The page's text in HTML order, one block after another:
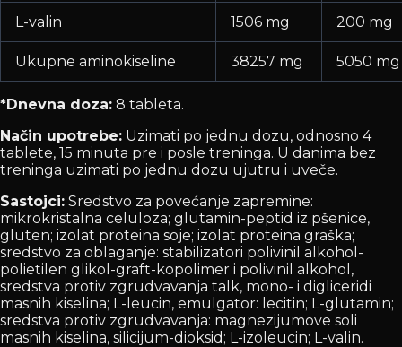
L-valin 1506 mg 200 mg
Ukupne aminokiseline 38257 mg 5050 mg
*Dnevna doza: 8 tableta.
Način upotrebe: Uzimati po jednu dozu, odnosno 4
tablete, 15 minuta pre i posle treninga. U danima bez
treninga uzimati po jednu dozu ujutru i uveče.
Sastojci: Sredstvo za povećanje zapremine:
mikrokristalna celuloza; glutamin-peptid iz pšenice,
gluten; izolat proteina soje; izolat proteina graška;
sredstvo za oblaganje: stabilizatori polivinil alkohol-
polietilen glikol-graft-kopolimer i polivinil alkohol,
sredstva protiv zgrudvavanja talk, mono- i digliceridi
masnih kiselina; L-leucin, emulgator: lecitin; L-glutamin;
sredstva protiv zgrudvavanja: magnezijumove soli
masnih kiselina, silicijum-dioksid; L-izoleucin; L-valin.